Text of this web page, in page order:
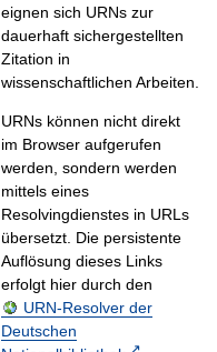
eignen sich URNs zur
dauerhaft sichergestellten
Zitation in
wissenschaftlichen Arbeiten.
URNs können nicht direkt
im Browser aufgerufen
werden, sondern werden
mittels eines
Resolvingdienstes in URLs
übersetzt. Die persistente
Auflösung dieses Links
erfolgt hier durch den
URN-Resolver der
Deutschen